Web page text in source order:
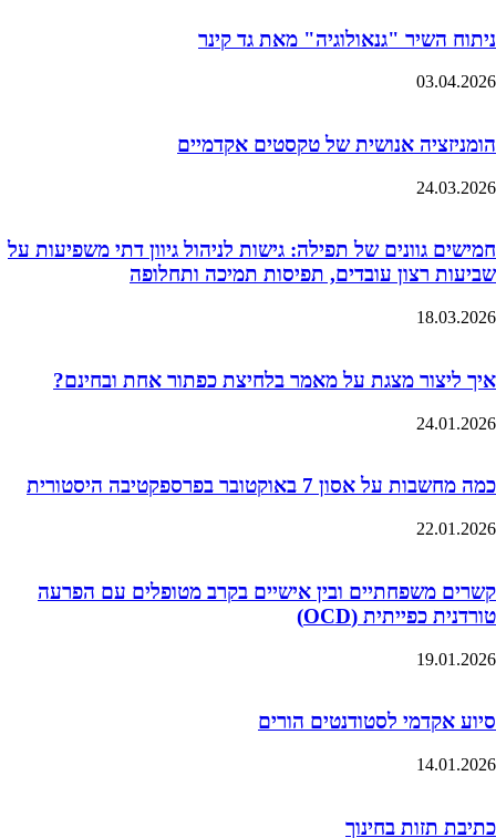
ניתוח השיר "גנאולוגיה" מאת גד קינר
03.04.2026
הומניזציה אנושית של טקסטים אקדמיים
24.03.2026
חמישים גוונים של תפילה: גישות לניהול גיוון דתי משפיעות על
שביעות רצון עובדים, תפיסות תמיכה ותחלופה
18.03.2026
איך ליצור מצגת על מאמר בלחיצת כפתור אחת ובחינם?
24.01.2026
כמה מחשבות על אסון 7 באוקטובר בפרספקטיבה היסטורית
22.01.2026
קשרים משפחתיים ובין אישיים בקרב מטופלים עם הפרעה
טורדנית כפייתית (OCD)
19.01.2026
סיוע אקדמי לסטודנטים הורים
14.01.2026
כתיבת תזות בחינוך